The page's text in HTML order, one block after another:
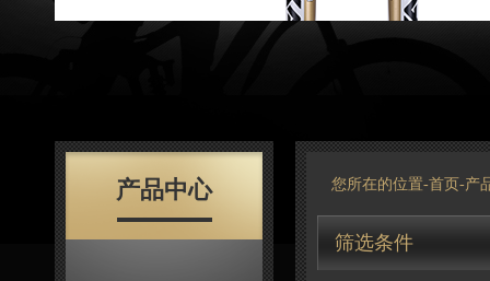
产品中心 您所在的位置-首页 -产
筛选条件